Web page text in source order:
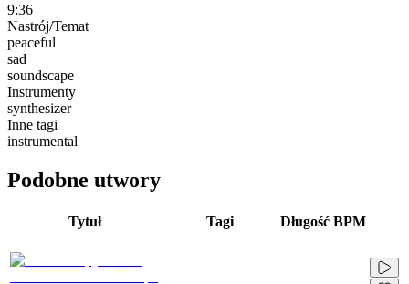
9:36
Nastrój/Temat
peaceful
sad
soundscape
Instrumenty
synthesizer
Inne tagi
instrumental
Podobne utwory
Tytuł Tagi Długość BPM